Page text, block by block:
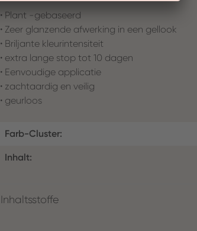
• Plant -gebaseerd
• Zeer glanzende afwerking in een gellook
• Briljante kleurintensiteit
• extra lange stop tot 10 dagen
• Eenvoudige applicatie
• zachtaardig en veilig
• geurloos
Farb-Cluster:
Inhalt:
Inhaltsstoffe